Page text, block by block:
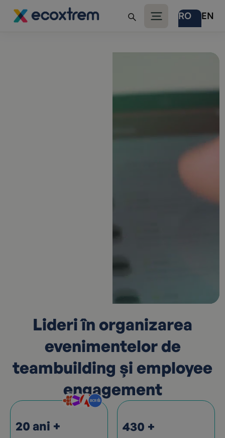
RO EN
Lideri în organizarea
evenimentelor de
teambuilding și employee
engagement
20 ani + 430 +